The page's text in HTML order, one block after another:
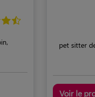
pet sitter
Voir le